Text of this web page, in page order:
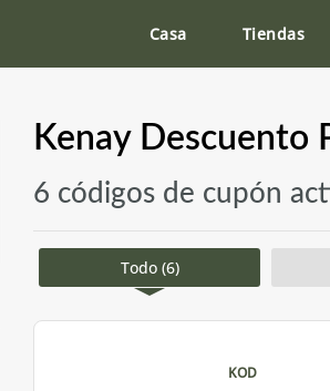
Casa Tiendas
Kenay Descuento
6 códigos de cupón
Todo (6)
KOD